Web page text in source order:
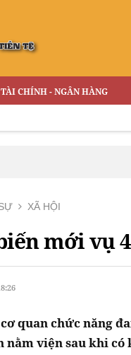
TÀI CHÍNH - NGÂN HÀNG
XÃ HỘI
mới vụ
quan chức năng
nằm viện sau khi